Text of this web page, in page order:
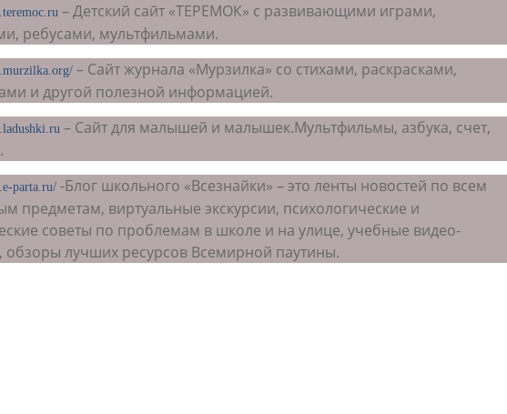
– Детский сайт «ТЕРЕМОК» с развивающими играми,
ребусами, мультфильмами.
– Сайт журнала «Мурзилка» со стихами, раскрасками,
и другой полезной информацией.
– Сайт для малышей и малышек.Мультфильмы, азбука, счет,
parta.ru/ -Блог школьного «Всезнайки» – это ленты новостей по всем
предметам, виртуальные экскурсии, психологические и
советы по проблемам в школе и на улице, учебные видео-
лучших ресурсов Всемирной паутины.